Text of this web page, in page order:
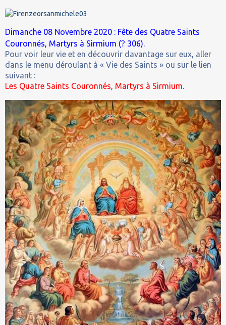
Dimanche 08 Novembre 2020 : Fête des Quatre Saints
Couronnés, Martyrs à Sirmium (? 306).
Pour voir leur vie et en découvrir davantage sur eux, aller
dans le menu déroulant à « Vie des Saints » ou sur le lien
suivant :
Les Quatre Saints Couronnés, Martyrs à Sirmium.